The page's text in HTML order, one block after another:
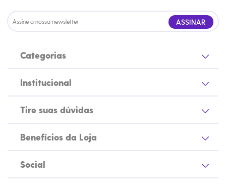
ASSINAR
Categorias
Institucional
Tire suas dúvidas
Benefícios da Loja
Social